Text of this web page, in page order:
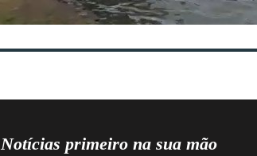
Notícias primeiro na sua mão